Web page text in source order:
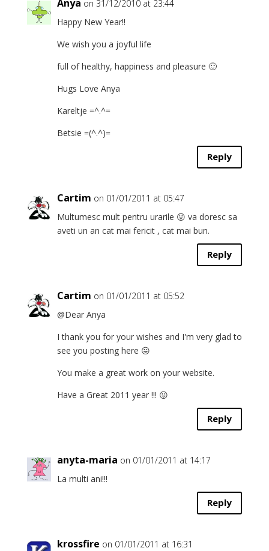
Anya on 31/12/2010 at 23:44
Happy New Year!!
We wish you a joyful life
full of healthy, happiness and pleasure 🙂
Hugs Love Anya
Kareltje =^.^=
Betsie =(^.^)=
Reply
Cartim on 01/01/2011 at 05:47
Multumesc mult pentru urarile 😛 va doresc sa
aveti un an cat mai fericit , cat mai bun.
Reply
Cartim on 01/01/2011 at 05:52
@Dear Anya
I thank you for your wishes and I'm very glad to
see you posting here 😛
You make a great work on your website.
Have a Great 2011 year !!! 😛
Reply
anyta-maria on 01/01/2011 at 14:17
La multi ani!!!
Reply
krossfire on 01/01/2011 at 16:31